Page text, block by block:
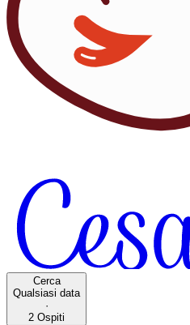
Cerca
Qualsiasi data
·
2 Ospiti